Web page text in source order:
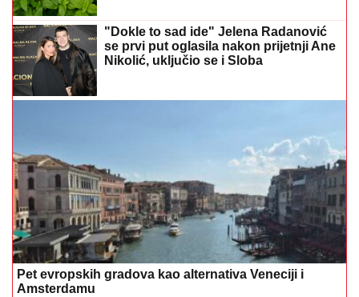
"Dokle to sad ide" Jelena Radanović
se prvi put oglasila nakon prijetnji Ane
Nikolić, uključio se i Sloba
Pet evropskih gradova kao alternativa Veneciji i
Amsterdamu